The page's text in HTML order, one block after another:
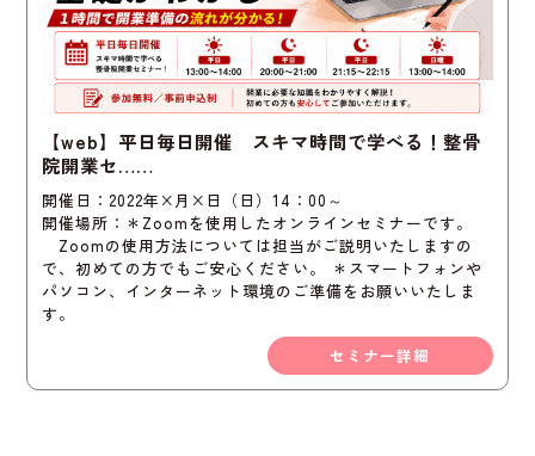
【web】平日毎日開催 スキマ時間で学べる！整骨
院開業セ……
開催日：2022年×月×日（日）14：00～
開催場所：＊Zoomを使用したオンラインセミナーです。
Zoomの使用方法については担当がご説明いたしますの
で、初めての方でもご安心ください。 ＊スマートフォンや
パソコン、インターネット環境のご準備をお願いいたしま
す。
セミナー詳細